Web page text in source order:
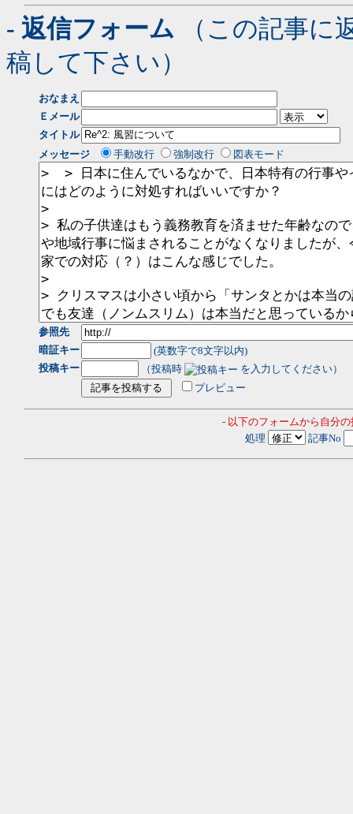
- 返信フォーム （この記事に
稿して下さい）
おなまえ
Ｅメール
タイトル
メッセージ
手動改行 強制改行 図表モード
参照先
暗証キー
(英数字で8文字以内)
投稿キー
（投稿時
を入力してください）
プレビュー
- 以下のフォームから自分
処理
記事No